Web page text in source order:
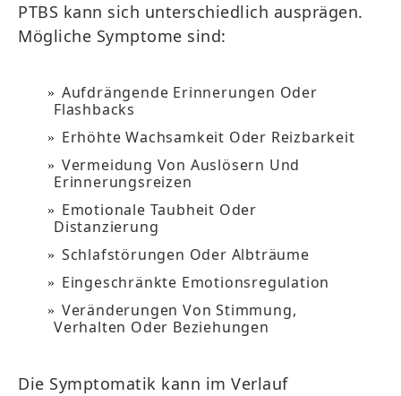
PTBS kann sich unterschiedlich ausprägen.
Mögliche Symptome sind:
Aufdrängende Erinnerungen Oder
Flashbacks
Erhöhte Wachsamkeit Oder Reizbarkeit
Vermeidung Von Auslösern Und
Erinnerungsreizen
Emotionale Taubheit Oder
Distanzierung
Schlafstörungen Oder Albträume
Eingeschränkte Emotionsregulation
Veränderungen Von Stimmung,
Verhalten Oder Beziehungen
Die Symptomatik kann im Verlauf